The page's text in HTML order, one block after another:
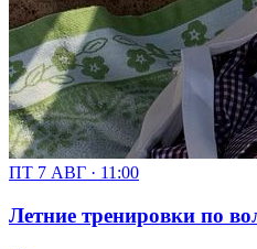
ПТ 7 АВГ · 11:00
Летние тренировки по